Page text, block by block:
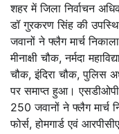
शहर में जिला निर्वाचन
डॉ गुरकरण सिंह की
जवानों ने फ्लैग मार्च
मीनाक्षी चौक, नर्मदा
चौक, इंदिरा चौक, पुलिस
पर समाप्त हुआ। एसडीओपी
250 जवानों ने फ्लैग मार्च
फोर्स, होमगार्ड एवं